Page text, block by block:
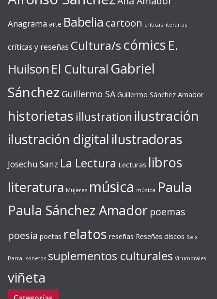
Anagrama arte Babelia cartoon críticas literarias
críticas y reseñas Cultura/s cómics E.
Huilson El Cultural Gabriel
Sánchez Guillermo SA Guillermo Sánchez Amador
historietas illustration ilustración
ilustración digital ilustradoras
Josechu Sanz La Lectura Lecturas libros
literatura Mujeres música música Paula
Paula Sánchez Amador poemas
poesía poetas relatos reseñas Reseñas discos Seix
Barral sonetos suplementos culturales Virumbrales
viñeta